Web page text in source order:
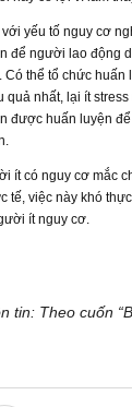
yếu tố nguy cơ
để người lao động
thể tổ chức huấn
quả nhất, lại ít
được huấn luyện
ít có nguy cơ mắc
tế, việc này khó
ít nguy cơ.
tin: Theo cuốn